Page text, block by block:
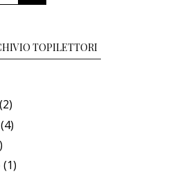
TOPILETTORI
(2)
(4)
(1)